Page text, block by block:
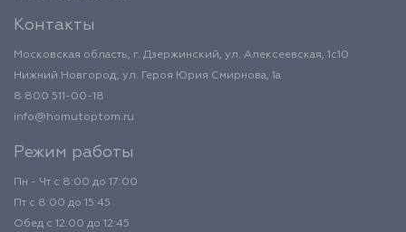
Контакты
Московская область, г. Дзержинский, ул. Алексеевская, 1с10
Нижний Новгород, ул. Героя Юрия Смирнова, 1а
8 800 511-00-18
info@homutoptom.ru
Режим работы
Пн - Чт с 8:00 до 17:00
Пт с 8:00 до 15:45
Обед с 12:00 до 12:45